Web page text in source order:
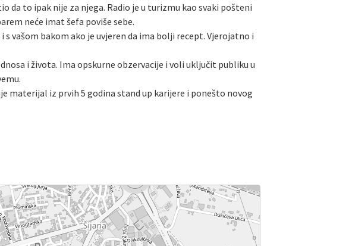
da to ipak nije za njega. Radio je u turizmu kao svaki pošteni
neće imat šefa poviše sebe.
vašom bakom ako je uvjeren da ima bolji recept. Vjerojatno i
i života. Ima opskurne obzervacije i voli uključit publiku u
materijal iz prvih 5 godina stand up karijere i ponešto novog